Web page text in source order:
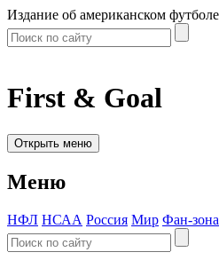
Издание об американском
First & Goal
Открыть меню
Меню
НФЛ НСАА Россия Мир Фан-зона